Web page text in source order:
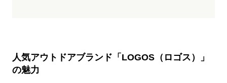
人気アウトドアブランド「LOGOS（ロゴス）」
の魅力